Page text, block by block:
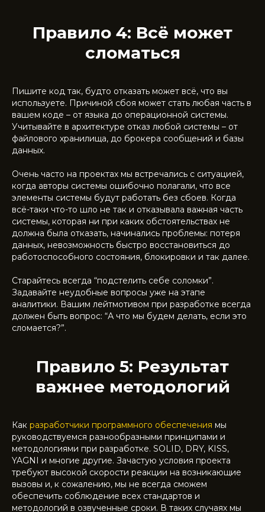
Правило 4: Всё может
сломаться
Пишите код так, будто отказать может всё, что вы
используете. Причиной сбоя может стать любая часть в
вашем коде – от языка до операционной системы.
Учитывайте в архитектуре отказ любой системы – от
файлового хранилища, до брокера сообщений и базы
данных.
Очень часто на проектах мы встречались с ситуацией,
когда авторы системы ошибочно полагали, что все
элементы системы будут работать без сбоев. Когда
всё-таки что-то шло не так и отказывала важная часть
системы, которая ни при каких обстоятельствах не
должна была отказать, начинались проблемы: потеря
данных, невозможность быстро восстановиться до
работоспособного состояния, блокировки и так далее.
Старайтесь всегда “подстелить себе соломки”.
Задавайте неудобные вопросы уже на этапе
аналитики. Вашим лейтмотивом при разработке всегда
должен быть вопрос: “А что мы будем делать, если это
сломается?”.
Правило 5: Результат
важнее методологий
Как разработчики программного обеспечения мы
руководствуемся разнообразными принципами и
методологиями при разработке. SOLID, DRY, KISS,
YAGNI и многие другие. Зачастую условия проекта
требуют высокой скорости реакции на возникающие
вызовы и, к сожалению, мы не всегда сможем
обеспечить соблюдение всех стандартов и
методологий в озвученные сроки. В таких случаях мы